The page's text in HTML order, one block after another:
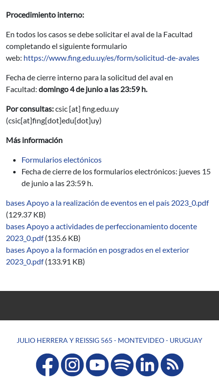
Procedimiento interno:
En todos los casos se debe solicitar el aval de la Facultad
completando el siguiente formulario
web: https://www.fing.edu.uy/es/form/solicitud-de-avales
Fecha de cierre interno para la solicitud del aval en
Facultad: domingo 4 de junio a las 23:59 h.
Por consultas:csic [at] fing.edu.uy
(csic[at]fing[dot]edu[dot]uy)
Más información
Formularios electónicos
Fecha de cierre de los formularios electrónicos: jueves 15
de junio a las 23:59 h.
bases Apoyo a la realización de eventos en el país 2023_0.pdf
(129.37 KB)
bases Apoyo a actividades de perfeccionamiento docente
2023_0.pdf (135.6 KB)
bases Apoyo a la formación en posgrados en el exterior
2023_0.pdf (133.91 KB)
JULIO HERRERA Y REISSIG 565 - MONTEVIDEO - URUGUAY